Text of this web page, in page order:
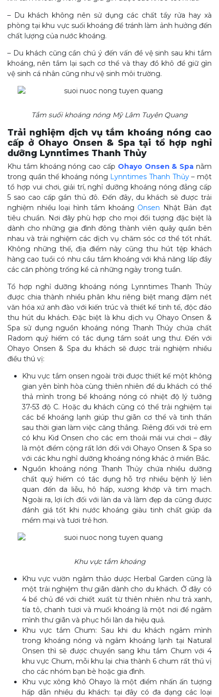
– Du khách không nên sử dụng các chất tẩy rửa hay xà
phòng tại khu vực suối khoáng để tránh làm ảnh hưởng đến
chất lượng của nước khoáng.
– Du khách cũng cần chú ý đến vấn đề vệ sinh sau khi tắm
khoáng, nên tắm lại sạch cơ thể và thay đồ khô để giữ gìn
vệ sinh cá nhân cũng như vệ sinh môi trường.
Tắm suối khoáng nóng Mỹ Lâm Tuyên Quang
Trải nghiệm dịch vụ tắm khoáng nóng cao
cấp ở Ohayo Onsen & Spa tại tổ hợp nghỉ
dưỡng Lynntimes Thanh Thủy
Khu tắm khoáng nóng cao cấp Ohayo Onsen & Spa nằm
trong quần thể khoáng nóng Lynntimes Thanh Thủy– một
tổ hợp vui chơi, giải trí, nghỉ dưỡng khoáng nóng đẳng cấp
5 sao cao cấp gần thủ đô. Đến đây, du khách sẽ được trải
nghiệm nhiều loại hình tắm khoáng Onsen Nhật Bản đạt
tiêu chuẩn. Nơi đây phù hợp cho mọi đối tượng đặc biệt là
dành cho những gia đình đông thành viên quây quần bên
nhau và trải nghiệm các dịch vụ chăm sóc cơ thể tốt nhất.
Không những thế, địa điểm này cũng thu hút tệp khách
hàng cao tuổi có nhu cầu tắm khoáng với khả năng lấp đầy
các căn phòng trống kể cả những ngày trong tuần.
Tổ hợp nghỉ dưỡng khoáng nóng Lynntimes Thanh Thủy
được chia thành nhiều phân khu riêng biệt mang đậm nét
văn hóa xứ anh đào với kiến trúc và thiết kế tinh tế, độc đáo
thu hút du khách. Đặc biệt là khu dịch vụ Ohayo Onsen &
Spa sử dụng nguồn khoáng nóng Thanh Thúy chứa chất
Radom quý hiếm có tác dụng tầm soát ung thư. Đến với
Ohayo Onsen & Spa du khách sẽ được trải nghiệm nhiều
điều thú vị:
Khu vực tắm onsen ngoài trời được thiết kế một không
gian yên bình hòa cùng thiên nhiên để du khách có thể
thả mình trong bể khoáng nóng có nhiệt độ lý tưởng
37-53 độ C. Hoặc du khách cũng có thể trải nghiệm tại
các bể khoáng lạnh giúp thư giãn cơ thể và tinh thần
sau thời gian làm việc căng thẳng. Riêng đối với trẻ em
có khu Kid Onsen cho các em thoải mái vui chơi – đây
là một điểm cộng rất lớn đối với Ohayo Onsen & Spa so
với các khu nghỉ dưỡng khoáng nóng khác ở miền Bắc.
Nguồn khoáng nóng Thanh Thủy chứa nhiều dưỡng
chất quý hiếm có tác dụng hỗ trợ nhiều bệnh lý liên
quan đến da liễu, hô hấp, xương khớp và tim mạch.
Ngoài ra, lợi ích đối với làn da và làm đẹp da cũng được
đánh giá tốt khi nước khoáng giàu tinh chất giúp da
mềm mại và tươi trẻ hơn.
Khu vực tắm khoáng
Khu vực vườn ngâm thảo dược Herbal Garden cũng là
một trải nghiệm thư giãn dành cho du khách. Ở đây có
4 bể chủ đề với chiết xuất từ thiên nhiên như trả xanh,
tía tô, chanh tươi và muối khoáng là một nơi để ngâm
mình thư giãn và phục hồi làn da hiệu quả.
Khu vực tắm Chum: Sau khi du khách ngâm mình
trong khoáng nóng và ngâm khoáng lạnh tại Natural
Onsen thì sẽ được chuyển sang khu tắm Chum với 4
khu vực Chum, mỗi khu lại chia thành 6 chum rất thú vị
cho các nhóm bạn bè hoặc gia đình.
Khu vực xông khô Ohayo là một điểm nhấn ấn tượng
hấp dẫn nhiều du khách: tại đây có đa dạng các loại